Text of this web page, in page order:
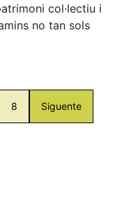
col·lectiu i
no tan sols
8 Siguente